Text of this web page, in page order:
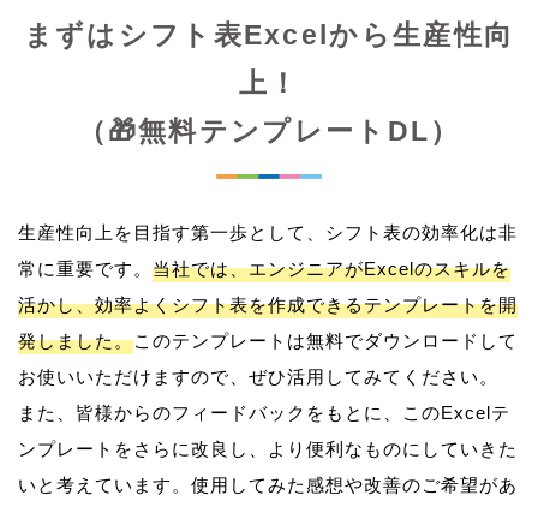
まずはシフト表Excelから生産性向
上！
（🎁無料テンプレートDL）
生産性向上を目指す第一歩として、シフト表の効率化は非
常に重要です。 当社では、エンジニアがExcelのスキルを
活かし、効率よくシフト表を作成できるテンプレートを開
発しました。このテンプレートは無料でダウンロードして
お使いいただけますので、ぜひ活用してみてください。
また、皆様からのフィードバックをもとに、このExcelテ
ンプレートをさらに改良し、より便利なものにしていきた
いと考えています。使用してみた感想や改善のご希望があ